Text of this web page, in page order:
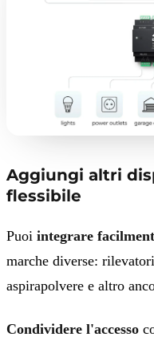
Aggiungi altri
flessibile
Puoi integrare
marche diverse:
aspirapolvere e altro
Condividere l'accesso